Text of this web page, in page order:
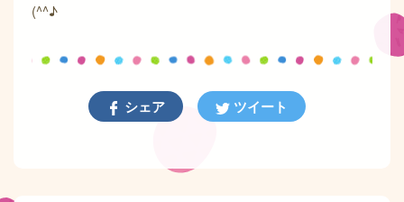
(^^♪
シェア ツイート